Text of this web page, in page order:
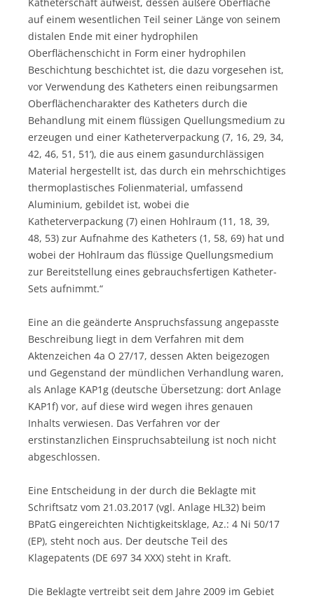
auf einem wesentlichen Teil seiner Länge von seinem
distalen Ende mit einer hydrophilen
Oberflächenschicht in Form einer hydrophilen
Beschichtung beschichtet ist, die dazu vorgesehen ist,
vor Verwendung des Katheters einen reibungsarmen
Oberflächencharakter des Katheters durch die
Behandlung mit einem flüssigen Quellungsmedium zu
erzeugen und einer Katheterverpackung (7, 16, 29, 34,
42, 46, 51, 51‘), die aus einem gasundurchlässigen
Material hergestellt ist, das durch ein mehrschichtiges
thermoplastisches Folienmaterial, umfassend
Aluminium, gebildet ist, wobei die
Katheterverpackung (7) einen Hohlraum (11, 18, 39,
48, 53) zur Aufnahme des Katheters (1, 58, 69) hat und
wobei der Hohlraum das flüssige Quellungsmedium
zur Bereitstellung eines gebrauchsfertigen Katheter-
Sets aufnimmt.“
Eine an die geänderte Anspruchsfassung angepasste
Beschreibung liegt in dem Verfahren mit dem
Aktenzeichen 4a O 27/17, dessen Akten beigezogen
und Gegenstand der mündlichen Verhandlung waren,
als Anlage KAP1g (deutsche Übersetzung: dort Anlage
KAP1f) vor, auf diese wird wegen ihres genauen
Inhalts verwiesen. Das Verfahren vor der
erstinstanzlichen Einspruchsabteilung ist noch nicht
abgeschlossen.
Eine Entscheidung in der durch die Beklagte mit
Schriftsatz vom 21.03.2017 (vgl. Anlage HL32) beim
BPatG eingereichten Nichtigkeitsklage, Az.: 4 Ni 50/17
(EP), steht noch aus. Der deutsche Teil des
Klagepatents (DE 697 34 XXX) steht in Kraft.
Die Beklagte vertreibt seit dem Jahre 2009 im Gebiet